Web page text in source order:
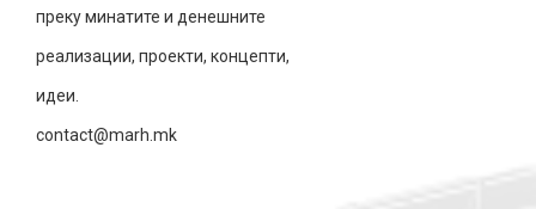
преку минатите и денешните
реализации, проекти, концепти,
идеи.
contact@marh.mk